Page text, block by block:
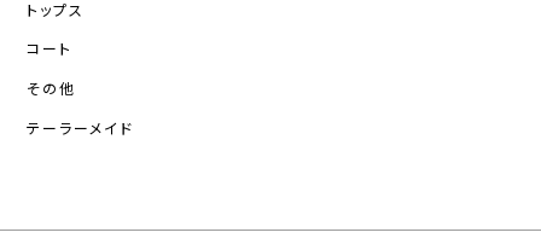
トップス
コート
その他
テーラーメイド